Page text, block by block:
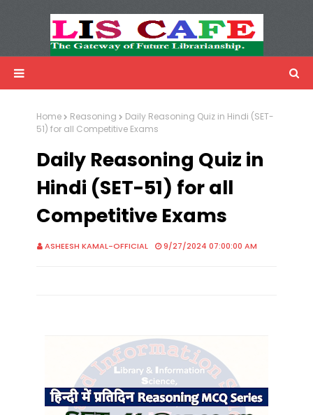
Advertisemnet
Home Reasoning
Daily Reasoning Quiz in Hindi (SET-
51) for all Competitive Exams
Daily Reasoning Quiz in
Hindi (SET-51) for all
Competitive Exams
ASHEESH KAMAL-OFFICIAL 9/27/2024 07:00:00 AM